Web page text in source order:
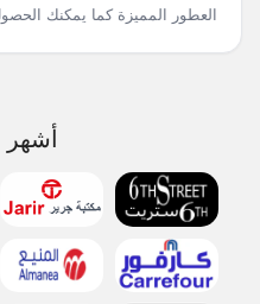
العطور المميزة كما يمكنك
أشهر